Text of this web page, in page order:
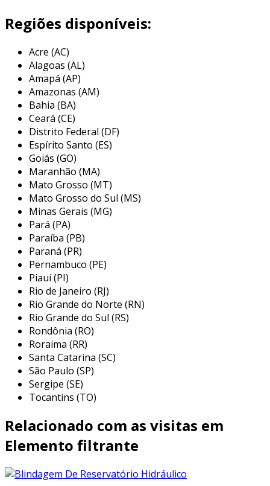
99,9%, eles ajudam a prevenir falhas em
sistemas hidráulicos, que muitas vezes são
causadas pela contaminação. assim, além de
prolongar a vida útil dos componentes
hidráulicos, garantem também a redução de
custos operacionais e a manutenção da
confiabilidade dos processos.
a br filtri atua como a representante autorizada
da mp filtri no brasil desde 2017, trazendo uma
trajetória de experiência na engenharia de
filtração com ênfase no controle de
contaminação em fluidos hidráulicos e
lubrificantes. com um suporte técnico
competente e um estoque em constante
expansão, a empresa busca oferecer produtos
que atendam às necessidades de seus clientes,
garantindo competitividade de preço e prazos
de entrega eficientes. a br filtri transferiu seu
know-how em filtração para assegurar que
todos os clientes possam otimizar a
confiabilidade dos sistemas hidráulicos em suas
operações.
Regiões disponíveis:
Acre (AC)
Alagoas (AL)
Amapá (AP)
Amazonas (AM)
Bahia (BA)
Ceará (CE)
Distrito Federal (DF)
Espírito Santo (ES)
Goiás (GO)
Maranhão (MA)
Mato Grosso (MT)
Mato Grosso do Sul (MS)
Minas Gerais (MG)
Pará (PA)
Paraíba (PB)
Paraná (PR)
Pernambuco (PE)
Piauí (PI)
Rio de Janeiro (RJ)
Rio Grande do Norte (RN)
Rio Grande do Sul (RS)
Rondônia (RO)
Roraima (RR)
Santa Catarina (SC)
São Paulo (SP)
Sergipe (SE)
Tocantins (TO)
Relacionado com as visitas em
Elemento filtrante